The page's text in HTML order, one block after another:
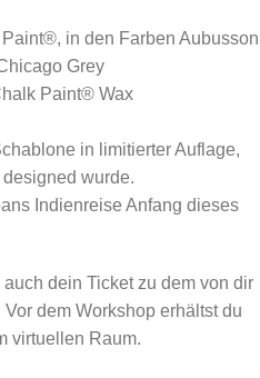
in den Farben Aubusson
Grey
Paint® Wax
in limitierter Auflage,
wurde.
Indienreise Anfang dieses
dein Ticket zu dem von dir
dem Workshop erhältst du
virtuellen Raum.